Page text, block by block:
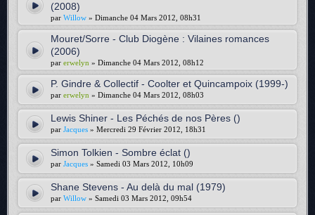
(2008)
par Willow » Dimanche 04 Mars 2012, 08h31
Mouret/Sorre - Club Diogène : Vilaines romances
(2006)
par erwelyn » Dimanche 04 Mars 2012, 08h12
P. Gindre & Collectif - Coolter et Quincampoix (1999-)
par erwelyn » Dimanche 04 Mars 2012, 08h03
Lewis Shiner - Les Péchés de nos Pères ()
par Jacques » Mercredi 29 Février 2012, 18h31
Simon Tolkien - Sombre éclat ()
par Jacques » Samedi 03 Mars 2012, 10h09
Shane Stevens - Au delà du mal (1979)
par Willow » Samedi 03 Mars 2012, 09h54